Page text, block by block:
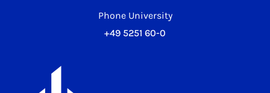
Phone University
+49 5251 60-0